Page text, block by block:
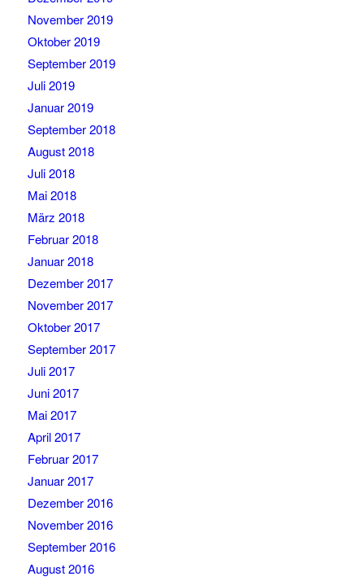
November 2019
Oktober 2019
September 2019
Juli 2019
Januar 2019
September 2018
August 2018
Juli 2018
Mai 2018
März 2018
Februar 2018
Januar 2018
Dezember 2017
November 2017
Oktober 2017
September 2017
Juli 2017
Juni 2017
Mai 2017
April 2017
Februar 2017
Januar 2017
Dezember 2016
November 2016
September 2016
August 2016